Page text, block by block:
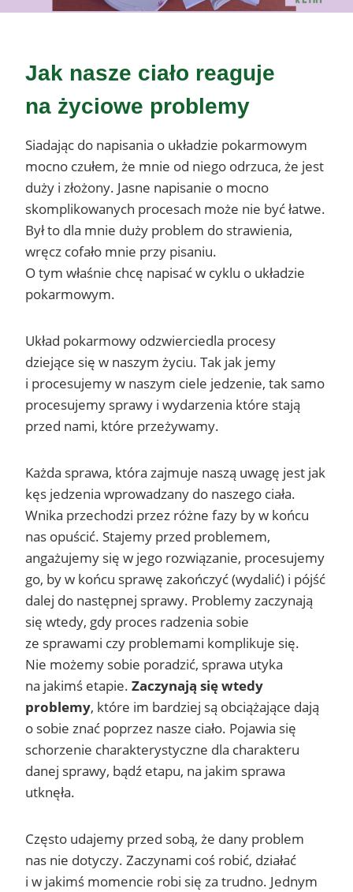
Jak nasze ciało reaguje
na życiowe problemy
Siadając do napisania o układzie pokarmowym
mocno czułem, że mnie od niego odrzuca, że jest
duży i złożony. Jasne napisanie o mocno
skomplikowanych procesach może nie być łatwe.
Był to dla mnie duży problem do strawienia,
wręcz cofało mnie przy pisaniu.
O tym właśnie chcę napisać w cyklu o układzie
pokarmowym.
Układ pokarmowy odzwierciedla procesy
dziejące się w naszym życiu. Tak jak jemy
i procesujemy w naszym ciele jedzenie, tak samo
procesujemy sprawy i wydarzenia które stają
przed nami, które przeżywamy.
Każda sprawa, która zajmuje naszą uwagę jest jak
kęs jedzenia wprowadzany do naszego ciała.
Wnika przechodzi przez różne fazy by w końcu
nas opuścić. Stajemy przed problemem,
angażujemy się w jego rozwiązanie, procesujemy
go, by w końcu sprawę zakończyć (wydalić) i pójść
dalej do następnej sprawy. Problemy zaczynają
się wtedy, gdy proces radzenia sobie
ze sprawami czy problemami komplikuje się.
Nie możemy sobie poradzić, sprawa utyka
na jakimś etapie. Zaczynają się wtedy
problemy, które im bardziej są obciążające dają
o sobie znać poprzez nasze ciało. Pojawia się
schorzenie charakterystyczne dla charakteru
danej sprawy, bądź etapu, na jakim sprawa
utknęła.
Często udajemy przed sobą, że dany problem
nas nie dotyczy. Zaczynami coś robić, działać
i w jakimś momencie robi się za trudno. Jednym